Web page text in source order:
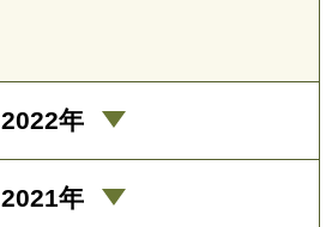
2022年
2021年